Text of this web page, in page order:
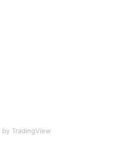
by TradingView